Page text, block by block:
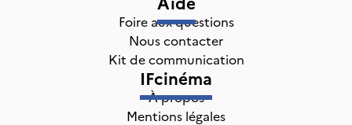
Foire aux questions
Nous contacter
Kit de communication
IFcinéma
À propos
Mentions légales